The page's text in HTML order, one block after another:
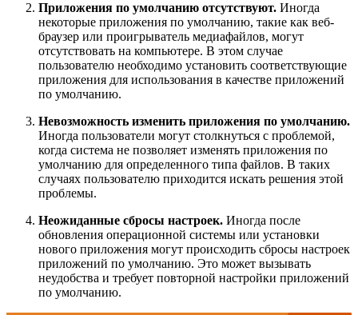
Приложения по умолчанию отсутствуют. Иногда
некоторые приложения по умолчанию, такие как веб-
браузер или проигрыватель медиафайлов, могут
отсутствовать на компьютере. В этом случае
пользователю необходимо установить соответствующие
приложения для использования в качестве приложений
по умолчанию.
Невозможность изменить приложения по умолчанию.
Иногда пользователи могут столкнуться с проблемой,
когда система не позволяет изменять приложения по
умолчанию для определенного типа файлов. В таких
случаях пользователю приходится искать решения этой
проблемы.
Неожиданные сбросы настроек. Иногда после
обновления операционной системы или установки
нового приложения могут происходить сбросы настроек
приложений по умолчанию. Это может вызывать
неудобства и требует повторной настройки приложений
по умолчанию.